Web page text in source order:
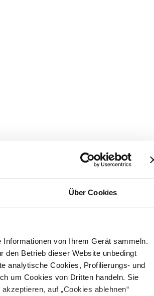
Über Cookies
von Ihrem Gerät sammeln.
den Betrieb dieser Website unbedingt
analytische Cookies, Profilierungs- und
um Cookies von Dritten handeln. Sie
auf „Cookies ablehnen“